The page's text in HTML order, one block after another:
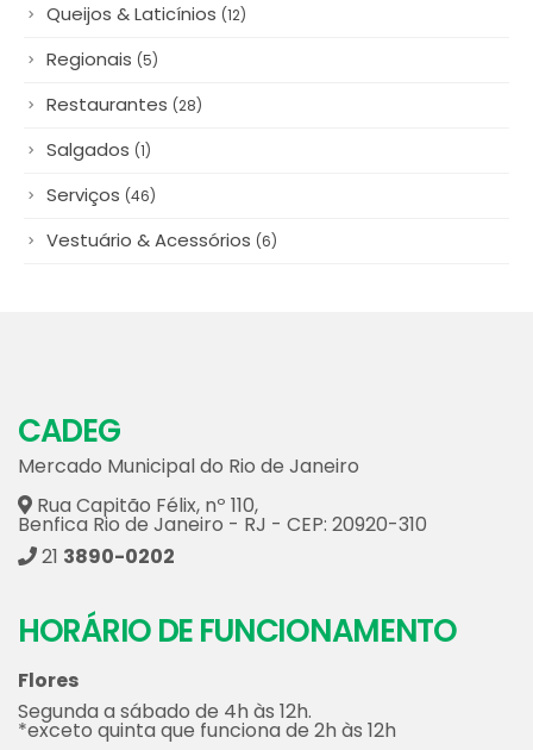
Queijos & Laticínios (12)
Regionais (5)
Restaurantes (28)
Salgados (1)
Serviços (46)
Vestuário & Acessórios (6)
CADEG
Mercado Municipal do Rio de Janeiro
Rua Capitão Félix, nº 110,
Benfica Rio de Janeiro - RJ - CEP: 20920-310
21 3890-0202
HORÁRIO DE FUNCIONAMENTO
Flores
Segunda a sábado de 4h às 12h.
*exceto quinta que funciona de 2h às 12h